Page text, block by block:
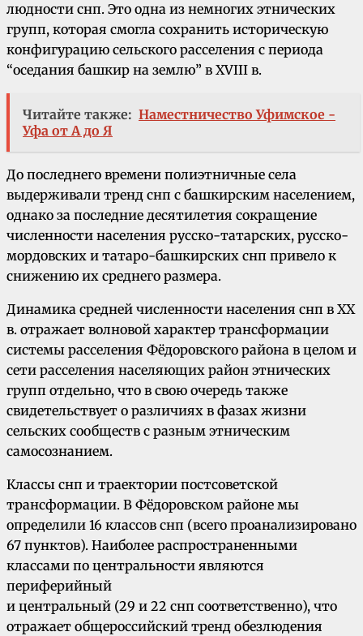
людности снп. Это одна из немногих этнических
групп, которая смогла сохранить историческую
конфигурацию сельского расселения с периода
“оседания башкир на землю” в XVIII в.
Читайте также: Наместничество Уфимское -
Уфа от А до Я
До последнего времени полиэтничные села
выдерживали тренд снп с башкирским населением,
однако за последние десятилетия сокращение
численности населения русско-татарских, русско-
мордовских и татаро-башкирских снп привело к
снижению их среднего размера.
Динамика средней численности населения снп в XX
в. отражает волновой характер трансформации
системы расселения Фёдоровского района в целом и
сети расселения населяющих район этнических
групп отдельно, что в свою очередь также
свидетельствует о различиях в фазах жизни
сельских сообществ с разным этническим
самосознанием.
Классы снп и траектории постсоветской
трансформации. В Фёдоровском районе мы
определили 16 классов снп (всего проанализировано
67 пунктов). Наиболее распространенными
классами по центральности являются
периферийный
и центральный (29 и 22 снп соответственно), что
отражает общероссийский тренд обезлюдения